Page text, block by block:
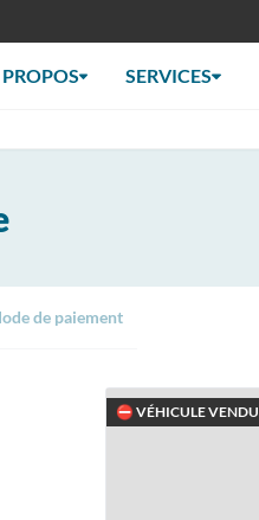
SERVICES
de paiement
⛔ VÉHICULE VENDU